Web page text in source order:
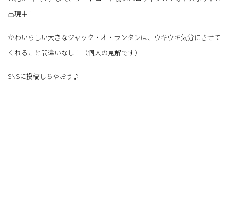
出現中！
かわいらしい大きなジャック・オ・ランタンは、ウキウキ気分にさせて
くれること間違いなし！（個人の見解です）
SNSに投稿しちゃおう♪